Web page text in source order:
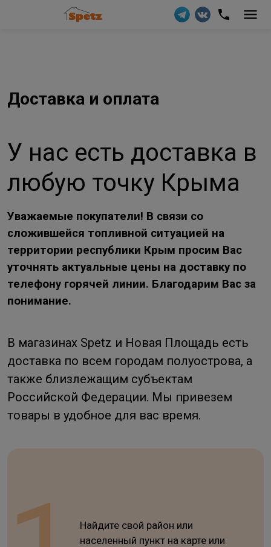
Доставка и оплата
У нас есть доставка в
любую точку Крыма
Уважаемые покупатели! В связи со
сложившейся топливной ситуацией на
территории республики Крым просим Вас
уточнять актуальные цены на доставку по
телефону горячей линии. Благодарим Вас за
понимание.
В магазинах Spetz и Новая Площадь есть
доставка по всем городам полуострова, а
также близлежащим субъектам
Российской Федерации. Мы привезем
товары в удобное для вас время.
Найдите свой район или
населенный пункт на карте или